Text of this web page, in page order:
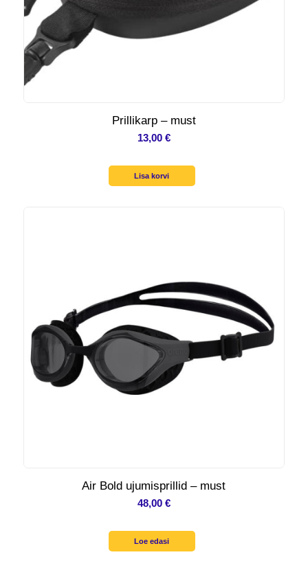
Prillikarp – must
13,00 €
Lisa korvi
Air Bold ujumisprillid – must
48,00 €
Loe edasi